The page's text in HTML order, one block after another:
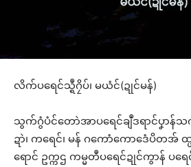
လိက်ပရေင်သ္ရဳဂၠိပ်၊ မယံင်(ဍုင်မန်)
သွက်ဂွံပံင်တောဲအာပရေင်ချဳဒရာင်ပၞာ
ဍာဲ၊ ကရေင်၊ မန် ဂကောံကောဒေံပိတ
ရောင် ဥက္ကဌ ကမ္မတဳပရေင်ဍုင်ကွာန် ပရ